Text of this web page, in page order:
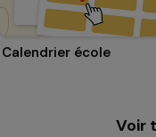
Calendrier école
Voir